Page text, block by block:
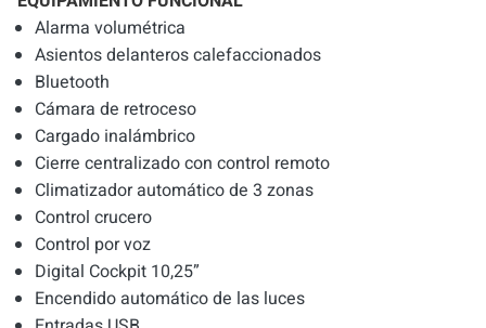
Alarma volumétrica
Asientos delanteros calefaccionados
Bluetooth
Cámara de retroceso
Cargado inalámbrico
Cierre centralizado con control remoto
Climatizador automático de 3 zonas
Control crucero
Control por voz
Digital Cockpit 10,25”
Encendido automático de las luces